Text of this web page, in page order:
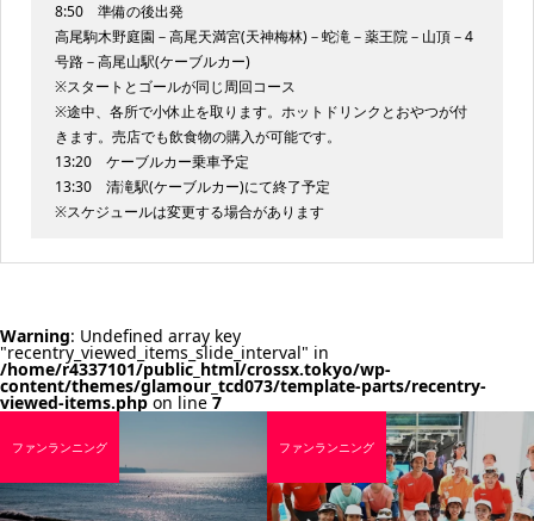
8:50 準備の後出発
高尾駒木野庭園－高尾天満宮(天神梅林)－蛇滝－薬王院－山頂－4
号路－高尾山駅(ケーブルカー)
※スタートとゴールが同じ周回コース
※途中、各所で小休止を取ります。ホットドリンクとおやつが付
きます。売店でも飲食物の購入が可能です。
13:20 ケーブルカー乗車予定
13:30 清滝駅(ケーブルカー)にて終了予定
※スケジュールは変更する場合があります
Warning: Undefined array key
"recentry_viewed_items_slide_interval" in
/home/r4337101/public_html/crossx.tokyo/wp-
content/themes/glamour_tcd073/template-parts/recentry-
viewed-items.phpon line7
ファンランニング ファンランニング